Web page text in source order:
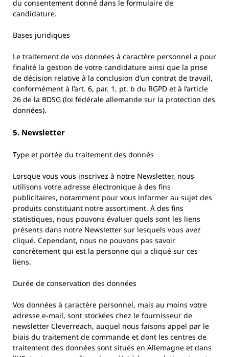
du consentement donné dans le formulaire de
candidature.
Bases juridiques
Le traitement de vos données à caractère personnel a pour
finalité la gestion de votre candidature ainsi que la prise
de décision relative à la conclusion d’un contrat de travail,
conformément à l’art. 6, par. 1, pt. b du RGPD et à l’article
26 de la BDSG (loi fédérale allemande sur la protection des
données).
5. Newsletter
Type et portée du traitement des donnés
Lorsque vous vous inscrivez à notre Newsletter, nous
utilisons votre adresse électronique à des fins
publicitaires, notamment pour vous informer au sujet des
produits constituant notre assortiment. À des fins
statistiques, nous pouvons évaluer quels sont les liens
présents dans notre Newsletter sur lesquels vous avez
cliqué. Cependant, nous ne pouvons pas savoir
concrètement qui est la personne qui a cliqué sur ces
liens.
Durée de conservation des données
Vos données à caractère personnel, mais au moins votre
adresse e-mail, sont stockées chez le fournisseur de
newsletter Cleverreach, auquel nous faisons appel par le
biais du traitement de commande et dont les centres de
traitement des données sont situés en Allemagne et dans